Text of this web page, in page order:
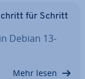
für Schritt
Debian 13-
Mehr lesen